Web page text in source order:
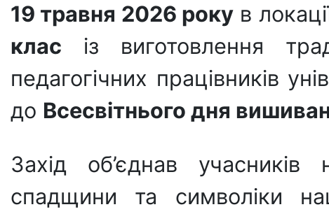
19 травня 2026 року в
клас із виготовлення
педагогічних працівників
до Всесвітнього дня
Захід об’єднав учасників
спадщини та символіки